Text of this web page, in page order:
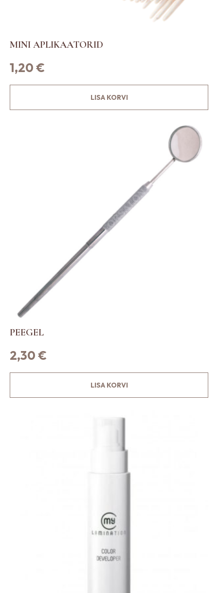
MINI APLIKAATORID
1,20€
LISA KORVI
PEEGEL
2,30€
LISA KORVI